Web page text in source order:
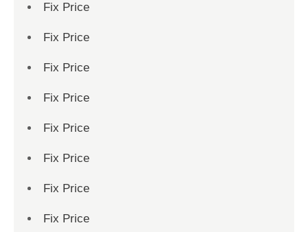
Fix Price
Fix Price
Fix Price
Fix Price
Fix Price
Fix Price
Fix Price
Fix Price